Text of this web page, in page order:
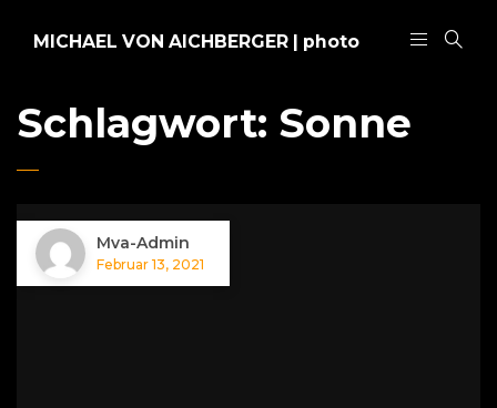
MICHAEL VON AICHBERGER | photo
Schlagwort: Sonne
Mva-Admin
Februar 13, 2021